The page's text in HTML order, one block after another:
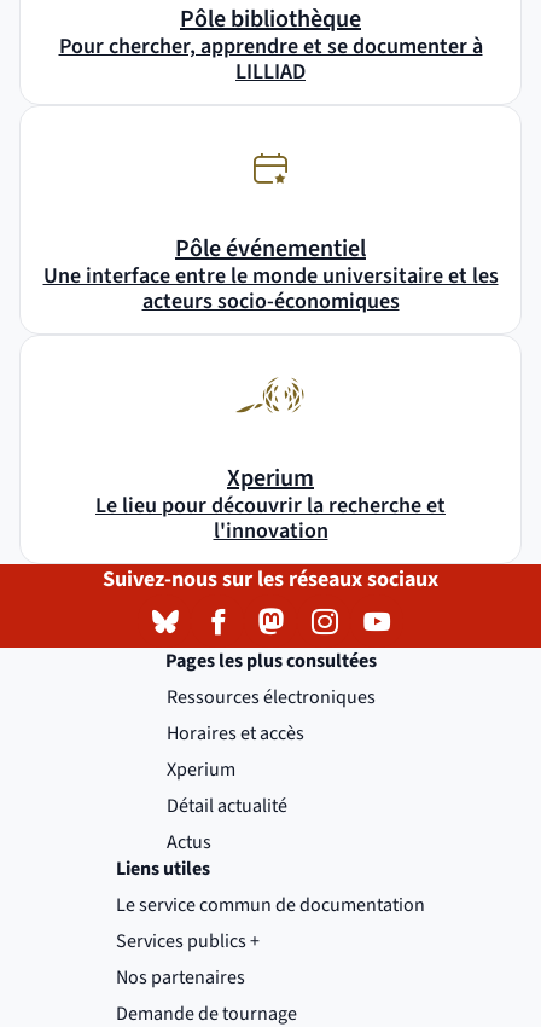
Pôle bibliothèque
Pour chercher, apprendre et se documenter à
LILLIAD
Pôle événementiel
Une interface entre le monde universitaire et les
acteurs socio-économiques
Xperium
Le lieu pour découvrir la recherche et
l'innovation
Suivez-nous sur les réseaux sociaux
Bluesky
( )
(nouvelle fenêtre)
Facebook
( )
(nouvelle fenêtre)
Mastodon
( )
(nouvelle fenêtre)
Instagram
( )
(nouvelle fenêtre)
YouTube
( )
(nouvelle fenêtre)
Pages les plus consultées
Ressources électroniques
Horaires et accès
Xperium
Détail actualité
Actus
Liens utiles
Le service commun de documentation
Services publics +
(nouvelle fenêtre)
Nos partenaires
Demande de tournage